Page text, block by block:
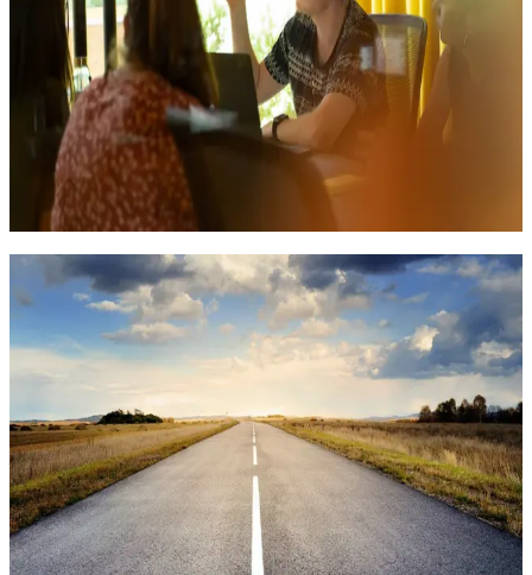
общественных, детских и молодежных организаций,
молодежных лидеров, имеющих или получающих высшее
профессиональное образование
254 часа
01.12.2026
Онлайн
30 000₽
Экзистенциальная психология
Экзистенциальный анализ и логотерапия
Программа профессиональной переподготовки
«Экзистенциальной анализ и логотерапия» – программа
подготовки психологов-консультантов экзистенциально-
аналитического направления
1200 часов
26.09.2026
Очный